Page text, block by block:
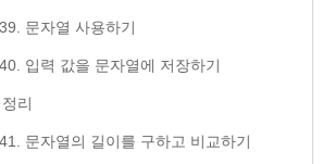
문자열 사용하기
입력 값을 문자열에 저장하기
리
문자열의 길이를 구하고 비교하기